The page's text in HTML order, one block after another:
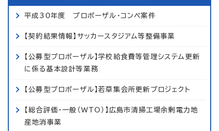
平成30年度 プロポーザル・コンペ案件
【契約結果情報】サッカースタジアム等整備事業
【公募型プロポーザル】学校給食費等管理システム更新
に係る基本設計等業務
【公募型プロポーザル】若草集会所更新プロジェクト
【総合評価・一般（WTO）】広島市清掃工場余剰電力地
産地消事業